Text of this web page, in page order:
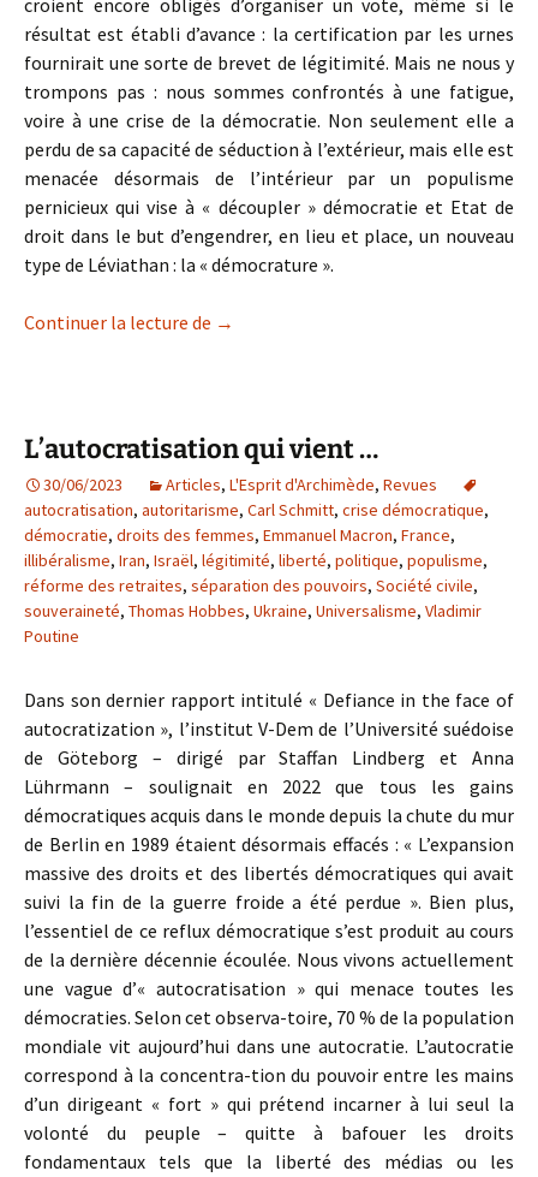
croient encore obligés d’organiser un vote, même si le
résultat est établi d’avance : la certification par les urnes
fournirait une sorte de brevet de légitimité. Mais ne nous y
trompons pas : nous sommes confrontés à une fatigue,
voire à une crise de la démocratie. Non seulement elle a
perdu de sa capacité de séduction à l’extérieur, mais elle est
menacée désormais de l’intérieur par un populisme
pernicieux qui vise à « découpler » démocratie et Etat de
droit dans le but d’engendrer, en lieu et place, un nouveau
type de Léviathan : la « démocrature ».
Continuer la lecture de Le droit comme ultime garde-fou
→
L’autocratisation qui vient …
30/06/2023 Articles, L'Esprit d'Archimède, Revues
autocratisation, autoritarisme, Carl Schmitt, crise démocratique,
démocratie, droits des femmes, Emmanuel Macron, France,
illibéralisme, Iran, Israël, légitimité, liberté, politique, populisme,
réforme des retraites, séparation des pouvoirs, Société civile,
souveraineté, Thomas Hobbes, Ukraine, Universalisme, Vladimir
Poutine
Dans son dernier rapport intitulé « Defiance in the face of
autocratization », l’institut V-Dem de l’Université suédoise
de Göteborg – dirigé par Staffan Lindberg et Anna
Lührmann – soulignait en 2022 que tous les gains
démocratiques acquis dans le monde depuis la chute du mur
de Berlin en 1989 étaient désormais effacés : « L’expansion
massive des droits et des libertés démocratiques qui avait
suivi la fin de la guerre froide a été perdue ». Bien plus,
l’essentiel de ce reflux démocratique s’est produit au cours
de la dernière décennie écoulée. Nous vivons actuellement
une vague d’« autocratisation » qui menace toutes les
démocraties. Selon cet observa-toire, 70 % de la population
mondiale vit aujourd’hui dans une autocratie. L’autocratie
correspond à la concentra-tion du pouvoir entre les mains
d’un dirigeant « fort » qui prétend incarner à lui seul la
volonté du peuple – quitte à bafouer les droits
fondamentaux tels que la liberté des médias ou les